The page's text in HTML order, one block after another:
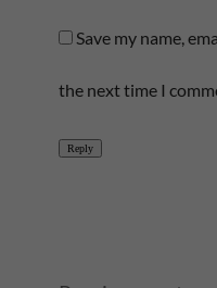
Save my name,
the next time I
Reply